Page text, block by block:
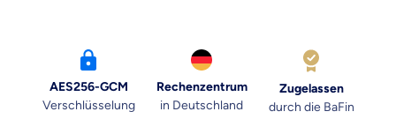
AES256-GCM
Verschlüsselung
Rechenzentrum
in Deutschland
Zugelassen
durch die BaFin